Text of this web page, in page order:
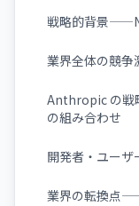
戦略的背景
業界全体の競
Anthropic の戦
の組み合わせ
開発者・ユーザ
業界の転換点